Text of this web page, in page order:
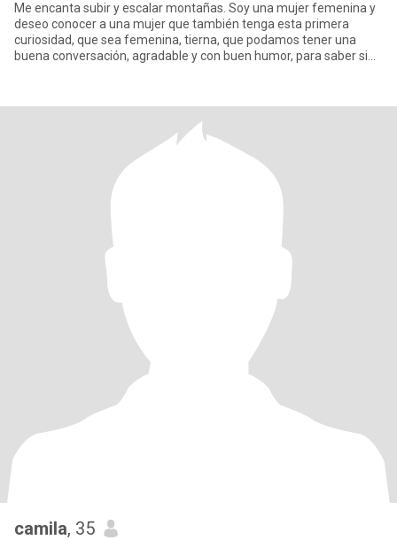
Me encanta subir y escalar montañas. Soy una mujer femenina y
deseo conocer a una mujer que también tenga esta primera
curiosidad, que sea femenina, tierna, que podamos tener una
buena conversación, agradable y con buen humor, para saber si
camila, 35